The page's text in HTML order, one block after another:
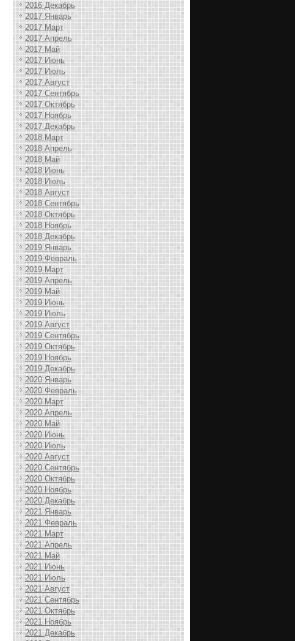
2016 Декабрь
2017 Январь
2017 Март
2017 Апрель
2017 Май
2017 Июнь
2017 Июль
2017 Август
2017 Сентябрь
2017 Октябрь
2017 Ноябрь
2017 Декабрь
2018 Март
2018 Апрель
2018 Май
2018 Июнь
2018 Июль
2018 Август
2018 Сентябрь
2018 Октябрь
2018 Ноябрь
2018 Декабрь
2019 Январь
2019 Февраль
2019 Март
2019 Апрель
2019 Май
2019 Июнь
2019 Июль
2019 Август
2019 Сентябрь
2019 Октябрь
2019 Ноябрь
2019 Декабрь
2020 Январь
2020 Февраль
2020 Март
2020 Апрель
2020 Май
2020 Июнь
2020 Июль
2020 Август
2020 Сентябрь
2020 Октябрь
2020 Ноябрь
2020 Декабрь
2021 Январь
2021 Февраль
2021 Март
2021 Апрель
2021 Май
2021 Июнь
2021 Июль
2021 Август
2021 Сентябрь
2021 Октябрь
2021 Ноябрь
2021 Декабрь